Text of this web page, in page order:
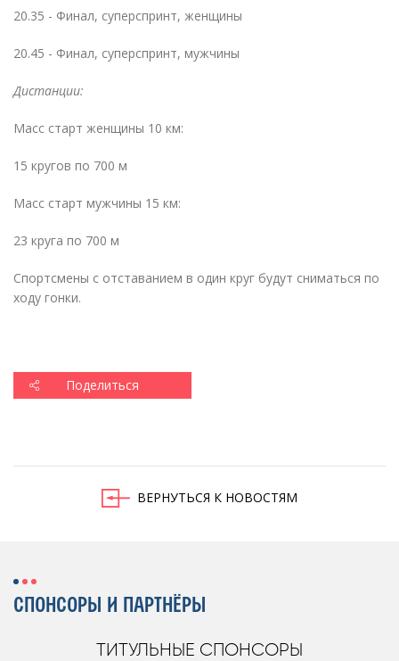
20.35 - Финал, суперспринт, женщины
20.45 - Финал, суперспринт, мужчины
Дистанции:
Масс старт женщины 10 км:
15 кругов по 700 м
Масс старт мужчины 15 км:
23 круга по 700 м
Спортсмены с отставанием в один круг будут сниматься по
ходу гонки.
Поделиться
ВЕРНУТЬСЯ К НОВОСТЯМ
СПОНСОРЫ И ПАРТНЁРЫ
ТИТУЛЬНЫЕ СПОНСОРЫ